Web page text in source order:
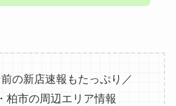
の新店速報もたっぷり／
柏市の周辺エリア情報